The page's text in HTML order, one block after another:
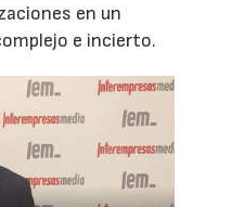
en un
e incierto.